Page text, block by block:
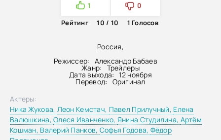
Россия,
Режиссер:
Александр Бабаев
Жанр: Трейлеры
Дата выхода: 12 ноября
Перевод: Оригинал
1
0
Рейтинг
10 / 10 1 Голосов
Актеры:
Ника Жукова, Леон Кемстач, Павел Прилучный, Елена
Валюшкина,Олеся Иванченко, Янина Студилина, Артём
Кошман, Валерий Панков, Софья Годова, Фёдор